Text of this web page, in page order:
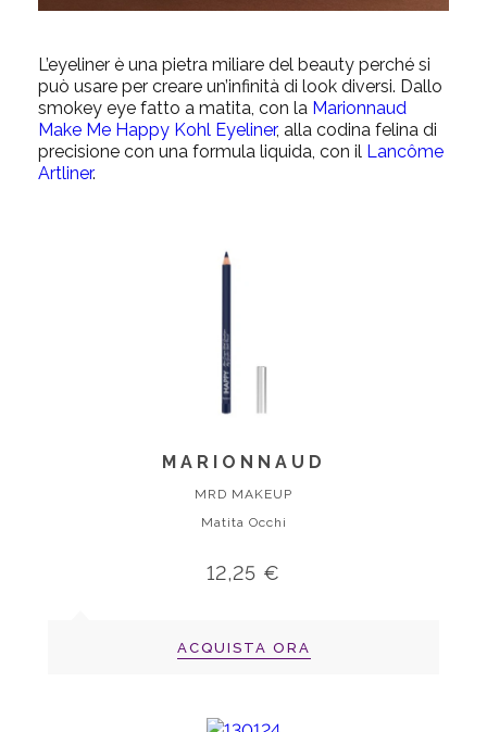
L’eyeliner è una pietra miliare del beauty perché si
può usare per creare un’infinità di look diversi. Dallo
smokey eye fatto a matita, con la Marionnaud
Make Me Happy Kohl Eyeliner, alla codina felina di
precisione con una formula liquida, con il Lancôme
Artliner.
MARIONNAUD
MRD MAKEUP
Matita Occhi
12,25 €
ACQUISTA ORA